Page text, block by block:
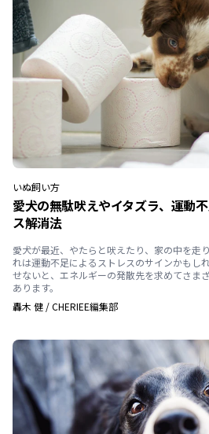
いぬ飼い方
愛犬の無駄吠えやイタズラ、運動
ス解消法
愛犬が最近、やたらと吠えたり、家の中を走
れは運動不足によるストレスのサインかもし
せないと、エネルギーの発散先を求めてさま
あります。
轟木 健 /CHERIEE編集部